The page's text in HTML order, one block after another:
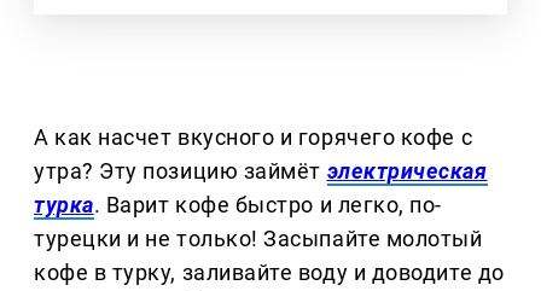
А как насчет вкусного и горячего кофе с
утра? Эту позицию займёт электрическая
турка. Варит кофе быстро и легко, по-
турецки и не только! Засыпайте молотый
кофе в турку, заливайте воду и доводите до